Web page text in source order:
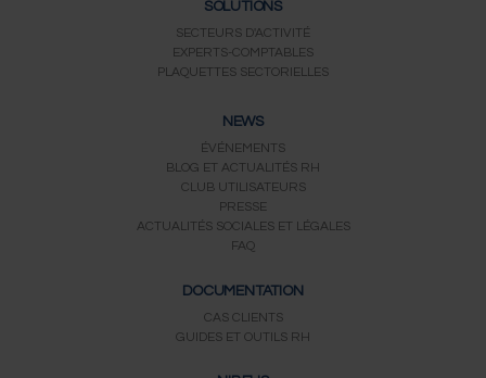
SOLUTIONS
SECTEURS D'ACTIVITÉ
EXPERTS-COMPTABLES
PLAQUETTES SECTORIELLES
NEWS
ÉVÉNEMENTS
BLOG ET ACTUALITÉS RH
CLUB UTILISATEURS
PRESSE
ACTUALITÉS SOCIALES ET LÉGALES
FAQ
DOCUMENTATION
CAS CLIENTS
GUIDES ET OUTILS RH